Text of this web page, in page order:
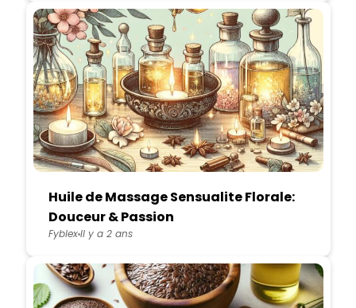
Huile de Massage Sensualite Florale:
Douceur & Passion
FyblexIl y a 2 ans